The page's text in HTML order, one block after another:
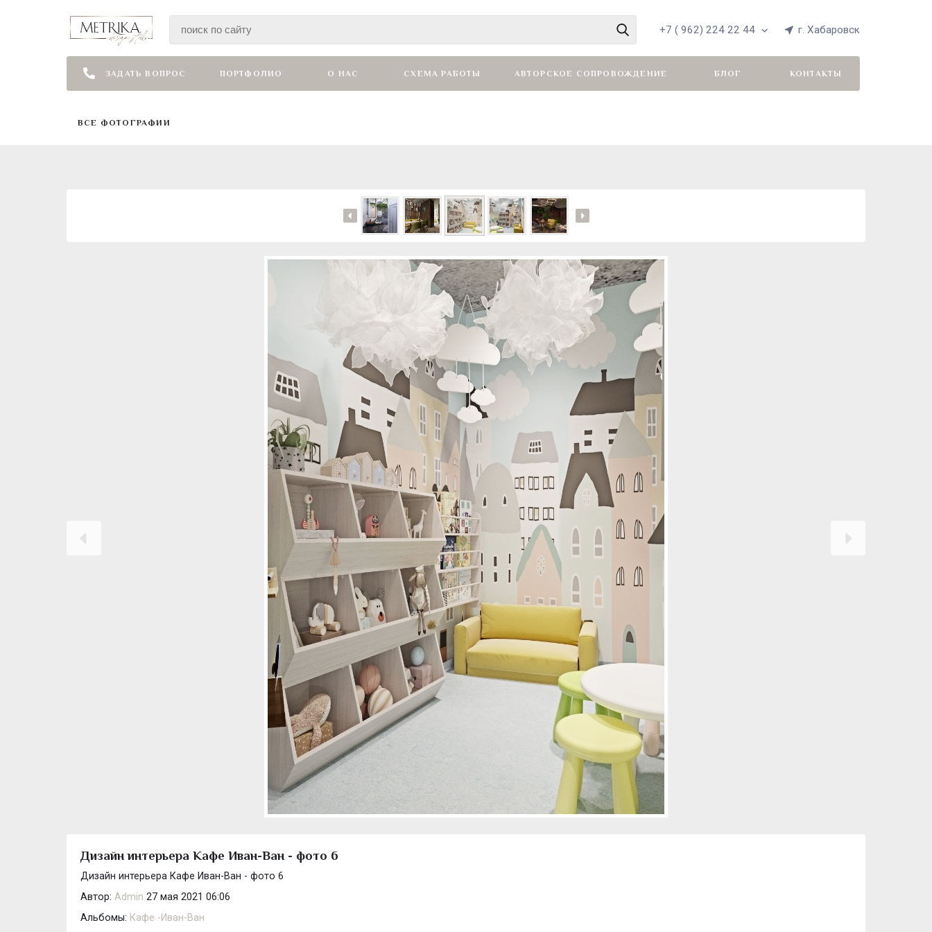
+7 ( 962) 224 22 44 г. Хабаровск
ЗАДАТЬ ВОПРОС ПОРТФОЛИО О НАС СХЕМА РАБОТЫ АВТОРСКОЕ СОПРОВОЖДЕНИЕ БЛОГ КОНТАКТЫ
ВСЕ ФОТОГРАФИИ
Дизайн интерьера Кафе Иван-Ван - фото 6
Дизайн интерьера Кафе Иван-Ван - фото 6
Автор: Admin 27 мая 2021 06:06
Альбомы: Кафе -Иван-Ван